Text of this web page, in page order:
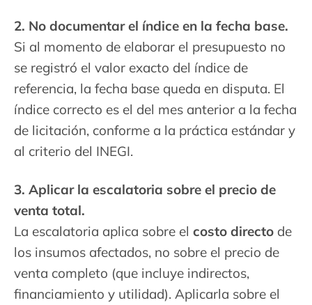
2. No documentar el índice en la fecha base.
Si al momento de elaborar el presupuesto no
se registró el valor exacto del índice de
referencia, la fecha base queda en disputa. El
índice correcto es el del mes anterior a la fecha
de licitación, conforme a la práctica estándar y
al criterio del INEGI.
3. Aplicar la escalatoria sobre el precio de
venta total.
La escalatoria aplica sobre el costo directo de
los insumos afectados, no sobre el precio de
venta completo (que incluye indirectos,
financiamiento y utilidad). Aplicarla sobre el